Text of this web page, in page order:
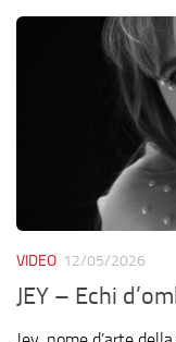
VIDEO 12/05/2026
JEY – Echi